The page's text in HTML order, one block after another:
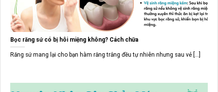
Bọc răng sứ có bị hôi miệng không? Cách chữa
Răng sứ mang lại cho bạn hàm răng trắng đều tự nhiên nhưng sau vẻ [...]